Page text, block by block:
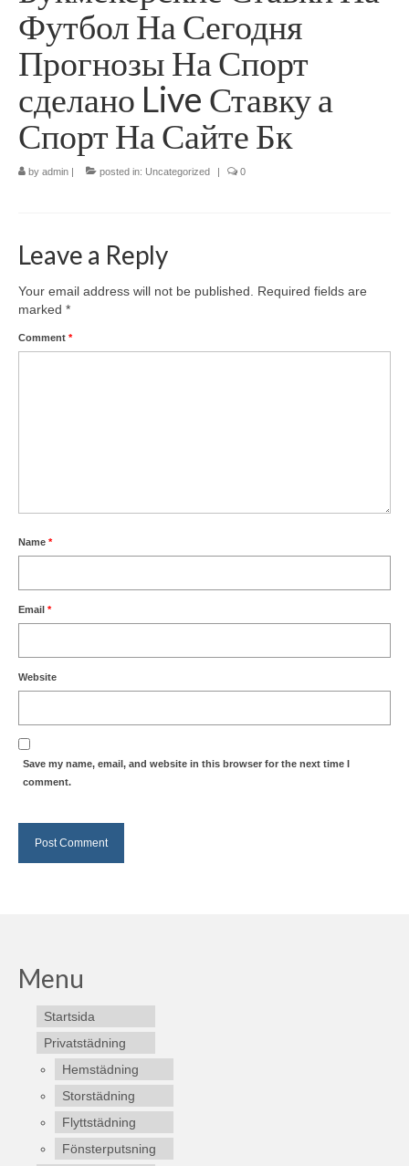
Flyttstädning
Fönsterputsning
Företgsstädning
Gröna Städtjänster
Personal
Om Oss
Kontakt
Футбол На Сегодня
Прогнозы На Спорт
сделано Live Ставку а
Спорт На Сайте Бк
by admin | posted in: Uncategorized | 0
Leave a Reply
Your email address will not be published.
Required fields are
marked *
Comment *
Name *
Email *
Website
Save my name, email, and website in this browser for the next time I
comment.
Menu
Startsida
Privatstädning
Hemstädning
Storstädning
Flyttstädning
Fönsterputsning